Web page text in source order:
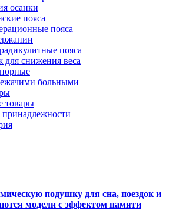
осанки
пояса
пояса
пояса
для снижения веса
больными
товары
подушку для сна, поездок и
модели с эффектом памяти